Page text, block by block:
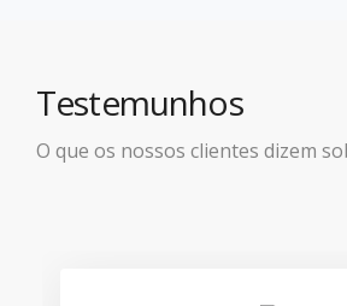
Testemunhos
O que os nossos clientes dizem